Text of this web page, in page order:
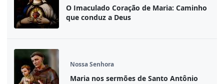
O Imaculado Coração de Maria: Caminho
que conduz a Deus
Nossa Senhora
Maria nos sermões de Santo Antônio